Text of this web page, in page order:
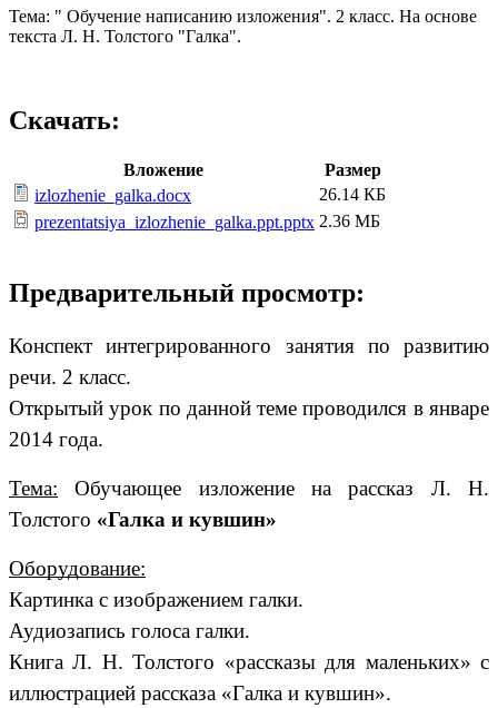
Тема: " Обучение написанию изложения". 2 класс. На основе
текста Л. Н. Толстого "Галка".
Скачать:
Вложение
Размер
izlozhenie_galka.docx
26.14 КБ
prezentatsiya_izlozhenie_galka.ppt.pptx 2.36 МБ
Предварительный просмотр:
Конспект интегрированного занятия по развитию
речи. 2 класс.
Открытый урок по данной теме проводился в январе
2014 года.
Тема: Обучающее изложение на рассказ Л. Н.
Толстого «Галка и кувшин»
Оборудование:
Картинка с изображением галки.
Аудиозапись голоса галки.
Книга Л. Н. Толстого «рассказы для маленьких» с
иллюстрацией рассказа «Галка и кувшин».